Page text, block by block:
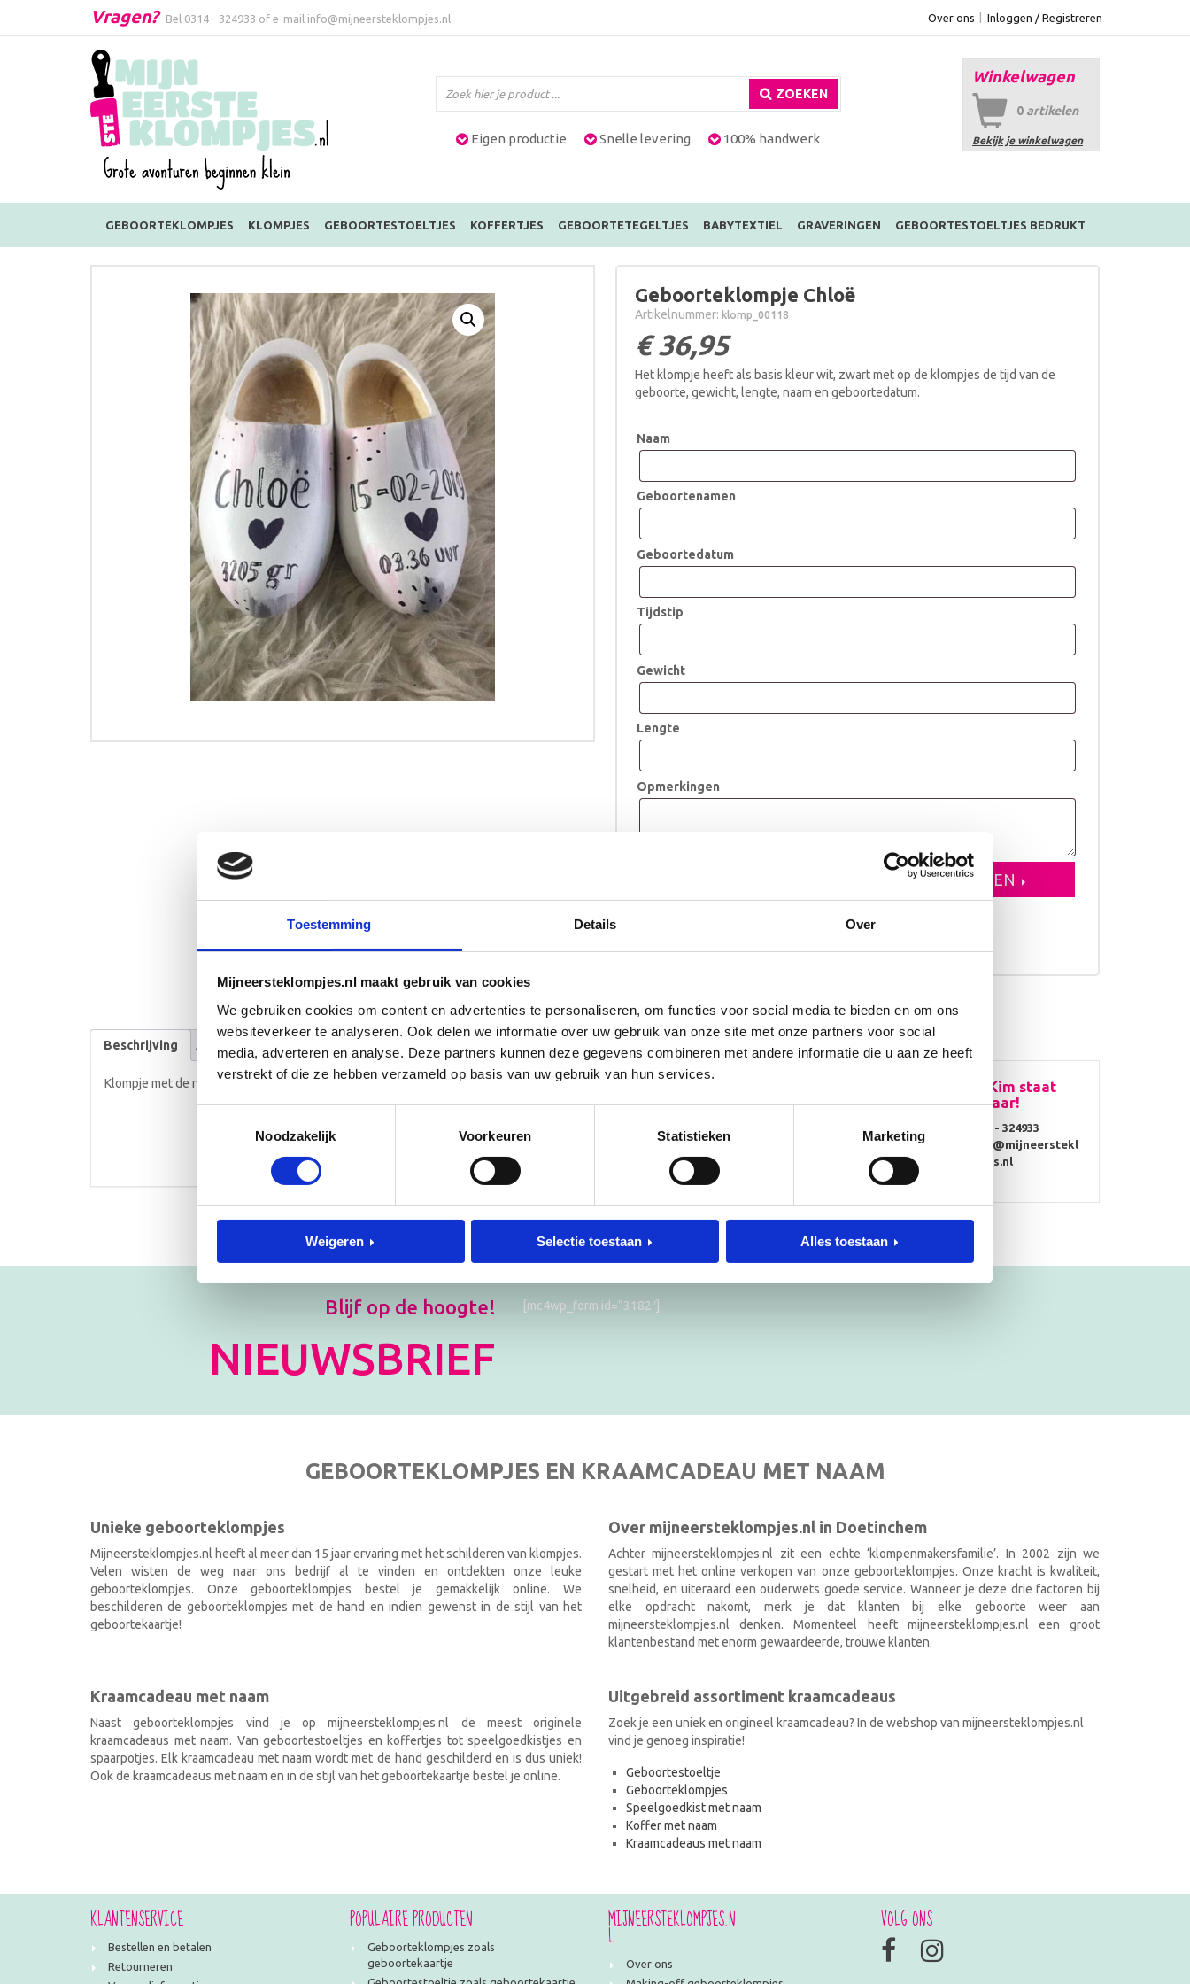
Toestemming Details Over
Mijneersteklompjes.nl maakt gebruik van cookies
We gebruiken cookies om content en advertenties te personaliseren, om functies voor social media te bieden en om ons
websiteverkeer te analyseren. Ook delen we informatie over uw gebruik van onze site met onze partners voor social
media, adverteren en analyse. Deze partners kunnen deze gegevens combineren met andere informatie die u aan ze heeft
verstrekt of die ze hebben verzameld op basis van uw gebruik van hun services.
Noodzakelijk
Voorkeuren Statistieken Marketing
Weigeren Selectie toestaan Alles toestaan
Vragen? Bel 0314 - 324933 of e-mail info@mijneersteklompjes.nl Over ons Inloggen / Registreren
Winkelwagen
0 artikelen
Bekijk je winkelwagen
ZOEKEN
Eigen productie Snelle levering 100% handwerk
GEBOORTEKLOMPJES KLOMPJES GEBOORTESTOELTJES KOFFERTJES GEBOORTETEGELTJES BABYTEXTIEL GRAVERINGEN GEBOORTESTOELTJES BEDRUKT
Geboorteklompje Chloë
Artikelnummer: klomp_00118
€36,95
Het klompje heeft als basis kleur wit, zwart met op de klompjes de tijd van de
geboorte, gewicht, lengte, naam en geboortedatum.
Naam
Geboortenamen
Geboortedatum
Tijdstip
Gewicht
Lengte
Opmerkingen
aantal
TOEVOEGEN AAN WINKELWAGEN
Beschrijving Aanvullende informatie
Klompje met de naam Chloë
Vragen? Kim staat
voor je klaar!
0314 - 324933
info@mijneerstekl
ompjes.nl
Blijf op de hoogte!
NIEUWSBRIEF
[mc4wp_form id=”3182″]
GEBOORTEKLOMPJES EN KRAAMCADEAU MET NAAM
Unieke geboorteklompjes
Mijneersteklompjes.nl heeft al meer dan 15 jaar ervaring met het schilderen van klompjes.
Velen wisten de weg naar ons bedrijf al te vinden en ontdekten onze leuke
geboorteklompjes. Onze geboorteklompjes bestel je gemakkelijk online. We
beschilderen de geboorteklompjes met de hand en indien gewenst in de stijl van het
geboortekaartje!
Over mijneersteklompjes.nl in Doetinchem
Achter mijneersteklompjes.nl zit een echte ‘klompenmakersfamilie’. In 2002 zijn we
gestart met het online verkopen van onze geboorteklompjes. Onze kracht is kwaliteit,
snelheid, en uiteraard een ouderwets goede service. Wanneer je deze drie factoren bij
elke opdracht nakomt, merk je dat klanten bij elke geboorte weer aan
mijneersteklompjes.nl denken. Momenteel heeft mijneersteklompjes.nl een groot
klantenbestand met enorm gewaardeerde, trouwe klanten.
Kraamcadeau met naam
Naast geboorteklompjes vind je op mijneersteklompjes.nl de meest originele
kraamcadeaus met naam. Van geboortestoeltjes en koffertjes tot speelgoedkistjes en
spaarpotjes. Elk kraamcadeau met naam wordt met de hand geschilderd en is dus uniek!
Ook de kraamcadeaus met naam en in de stijl van het geboortekaartje bestel je online.
Uitgebreid assortiment kraamcadeaus
Zoek je een uniek en origineel kraamcadeau? In de webshop van mijneersteklompjes.nl
vind je genoeg inspiratie!
Geboortestoeltje
Geboorteklompjes
Speelgoedkist met naam
Koffer met naam
Kraamcadeaus met naam
KLANTENSERVICE
Bestellen en betalen
Retourneren
POPULAIRE PRODUCTEN
Geboorteklompjes zoals
geboortekaartje
MIJNEERSTEKLOMPJES.N
L
Over ons
VOLG ONS